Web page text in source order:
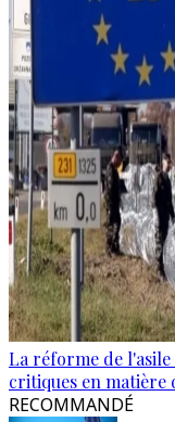
La réforme de
critiques en matière
RECOMMANDÉ